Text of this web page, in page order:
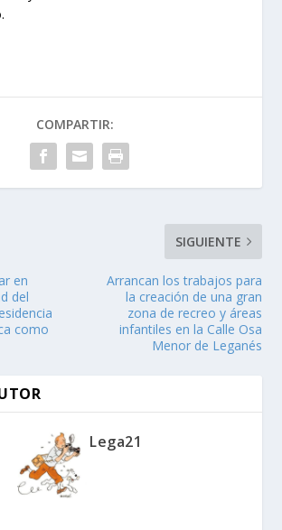
COMPARTIR:
en
del
como
SIGUIENTE
Arrancan los trabajos para
la creación de una gran
zona de recreo y áreas
infantiles en la Calle Osa
Menor de Leganés
Lega21